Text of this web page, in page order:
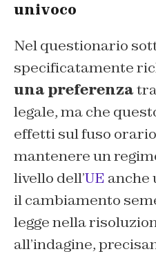
univoco
Nel questionario
specificatamente
una preferenza
legale, ma che
effetti sul fuso
mantenere un
livello dell’UE anche
il cambiamento
legge nella
all’indagine,